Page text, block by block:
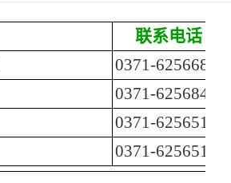
联系电话
0371-62566808
0371-62568424
0371-62565150
0371-62565176